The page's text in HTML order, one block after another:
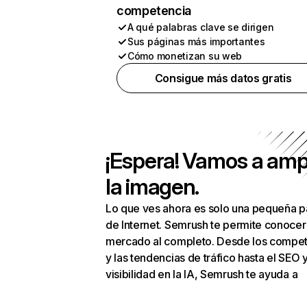
competencia
A qué palabras clave se dirigen
Sus páginas más importantes
Cómo monetizan su web
Consigue más datos gratis
¡Espera! Vamos a
la imagen.
Lo que ves ahora es solo una pequeña
de Internet. Semrush te permite
mercado al completo. Desde los
y las tendencias de tráfico hasta el SEO
visibilidad en la IA, Semrush te ayuda a